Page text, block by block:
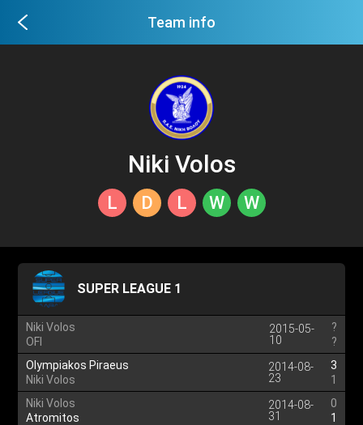
Team info
Niki Volos
L D L W W
SUPER LEAGUE 1
Niki Volos
OFI
2015-05-
10
?
?
Olympiakos Piraeus
Niki Volos
2014-08-
23
3
1
Niki Volos
Atromitos
2014-08-
31
0
1